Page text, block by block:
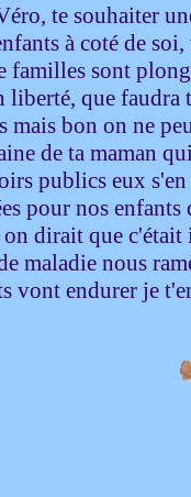
te souhaiter
à coté de
familles sont
liberté, que
mais bon on ne
de ta maman
publics eux
pour nos
dirait que
maladie nous
vont endurer je